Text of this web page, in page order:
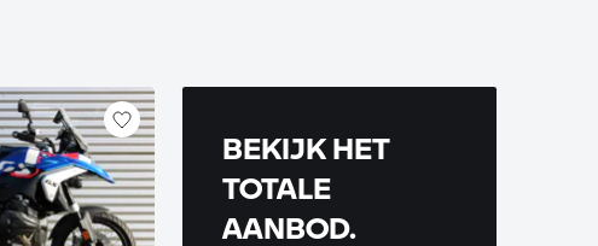
BEKIJK HET
TOTALE
AANBOD.